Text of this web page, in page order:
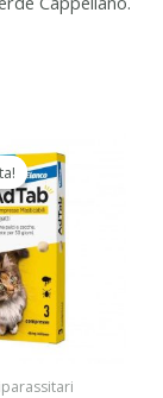
prezzo
originale
era:
36,20 €.